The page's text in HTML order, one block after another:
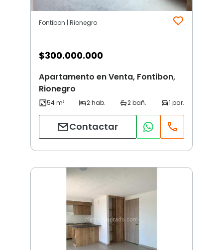
Fontibon | Rionegro
$300.000.000
Apartamento en Venta, Fontibon,
Rionegro
Contactar